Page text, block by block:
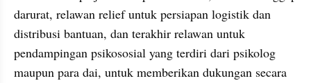
darurat, relawan relief untuk persiapan logistik dan
distribusi bantuan, dan terakhir relawan untuk
pendampingan psikososial yang terdiri dari psikolog
maupun para dai, untuk memberikan dukungan secara